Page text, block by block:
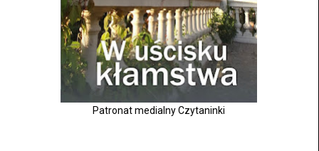
Patronat medialny Czytaninki